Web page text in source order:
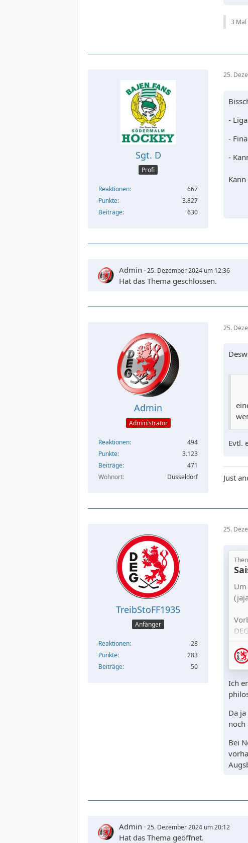
3
Sgt. D
Profi
Reaktionen
667
Punkte
3.827
Beiträge
630
25.
-
-
-
Admin 25. Dezember 2024 um 12:36
Hat das Thema geschlossen.
Admin
Administrator
Reaktionen
494
Punkte
3.123
Beiträge
471
Wohnort
Düsseldorf
25.
Evtl.
Just
TreibStoFF1935
Anfänger
Reaktionen
28
Punkte
283
Beiträge
50
25.
Es
Ich
Da
noch
Bei
Admin 25. Dezember 2024 um 20:12
Hat das Thema geöffnet.